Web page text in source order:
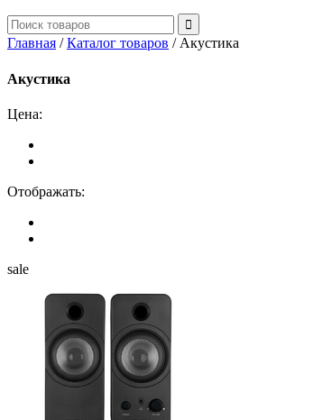
Главная /Каталог товаров / Акустика
Акустика
Цена:
Отображать:
sale